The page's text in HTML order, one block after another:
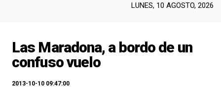
LUNES, 10 AGOSTO, 2026
Las Maradona, a bordo de un
confuso vuelo
2013-10-10 09:47:00